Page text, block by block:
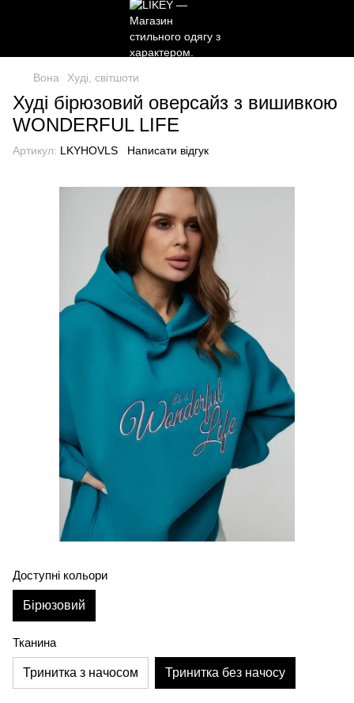
Вона Худі, світшоти
Худі бірюзовий оверсайз з вишивкою
WONDERFUL LIFE
Артикул: LKYHOVLS Написати відгук
Доступні кольори
Бірюзовий
Тканина
Тринитка з начосом Тринитка без начосу